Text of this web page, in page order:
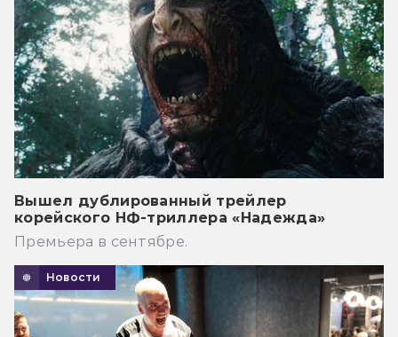
Вышел дублированный трейлер
корейского НФ-триллера «Надежда»
Премьера в сентябре.
Новости